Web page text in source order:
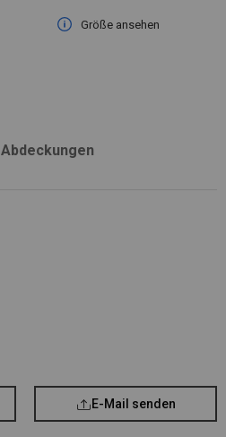
Größe ansehen
Abdeckungen
E-Mail senden